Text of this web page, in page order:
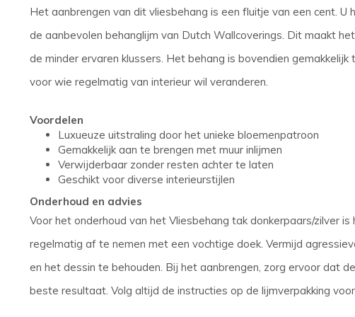
Het aanbrengen van dit vliesbehang is een fluitje van een cent. U
de aanbevolen behanglijm van Dutch Wallcoverings. Dit maakt
de minder ervaren klussers. Het behang is bovendien
voor wie regelmatig van interieur wil veranderen.
Voordelen
Luxueuze uitstraling door het unieke bloemenpatroon
Gemakkelijk aan te brengen met muur inlijmen
Verwijderbaar zonder resten achter te laten
Geschikt voor diverse interieurstijlen
Onderhoud en advies
Voor het onderhoud van het Vliesbehang tak donkerpaars/zilver
regelmatig af te nemen met een vochtige doek. Vermijd
en het dessin te behouden. Bij het aanbrengen, zorg ervoor dat
beste resultaat. Volg altijd de instructies op de lijmverpakking